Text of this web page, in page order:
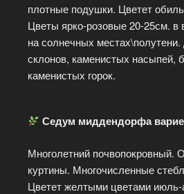
плотные подушки. Цветет
Цветы ярко-розовые 20-25см.
на солнечных
склонов, каменистых насыпей,
каменистых горок.
Седум миддендорфа
Многолетний почвопокровный.
куртины. Многочисленные
Цветет желтыми цветами июль-